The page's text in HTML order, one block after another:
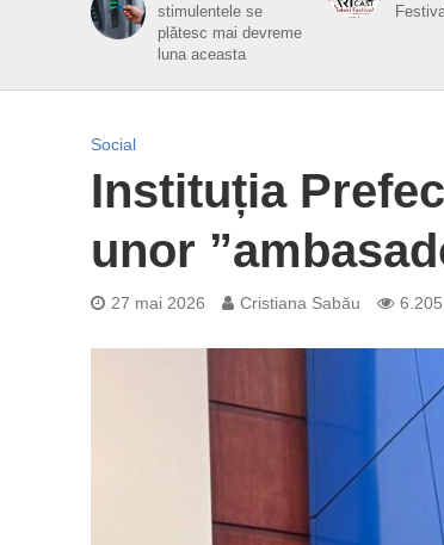
stimulentele se
plătesc mai devreme
luna aceasta
Social
Instituția
unor
27 mai 2026 Cristiana Sabău